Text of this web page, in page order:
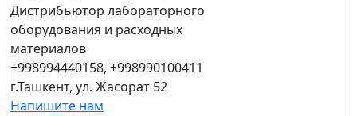
Дистрибьютор лабораторного
оборудования и расходных
материалов
+998994440158, +998990100411
г.Ташкент, ул. Жасорат 52
Напишите нам